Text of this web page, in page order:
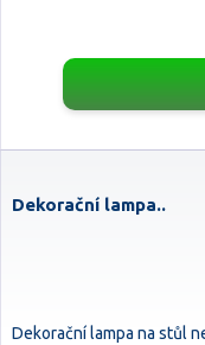
Dekorační lampa..
Dekorační lampa na stůl